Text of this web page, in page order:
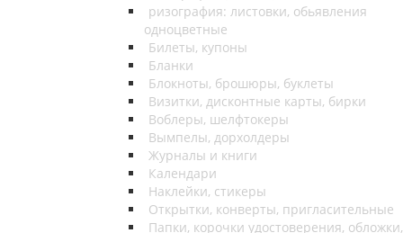
ризография: листовки, обьявления
одноцветные
Билеты, купоны
Бланки
Блокноты, брошюры, буклеты
Визитки, дисконтные карты, бирки
Воблеры, шелфтокеры
Вымпелы, дорхолдеры
Журналы и книги
Календари
Наклейки, стикеры
Открытки, конверты, пригласительные
Папки, корочки удостоверения, обложки,